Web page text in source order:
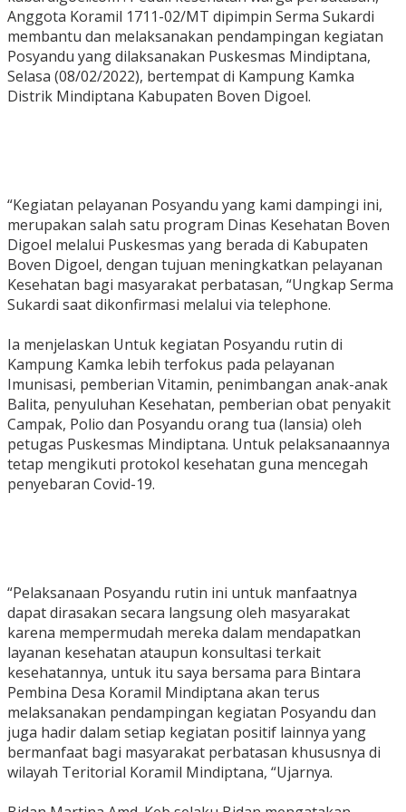
Anggota Koramil 1711-02/MT dipimpin Serma Sukardi
membantu dan melaksanakan pendampingan kegiatan
Posyandu yang dilaksanakan Puskesmas Mindiptana,
Selasa (08/02/2022), bertempat di Kampung Kamka
Distrik Mindiptana Kabupaten Boven Digoel.
“Kegiatan pelayanan Posyandu yang kami dampingi ini,
merupakan salah satu program Dinas Kesehatan Boven
Digoel melalui Puskesmas yang berada di Kabupaten
Boven Digoel, dengan tujuan meningkatkan pelayanan
Kesehatan bagi masyarakat perbatasan, “Ungkap Serma
Sukardi saat dikonfirmasi melalui via telephone.
Ia menjelaskan Untuk kegiatan Posyandu rutin di
Kampung Kamka lebih terfokus pada pelayanan
Imunisasi, pemberian Vitamin, penimbangan anak-anak
Balita, penyuluhan Kesehatan, pemberian obat penyakit
Campak, Polio dan Posyandu orang tua (lansia) oleh
petugas Puskesmas Mindiptana. Untuk pelaksanaannya
tetap mengikuti protokol kesehatan guna mencegah
penyebaran Covid-19.
“Pelaksanaan Posyandu rutin ini untuk manfaatnya
dapat dirasakan secara langsung oleh masyarakat
karena mempermudah mereka dalam mendapatkan
layanan kesehatan ataupun konsultasi terkait
kesehatannya, untuk itu saya bersama para Bintara
Pembina Desa Koramil Mindiptana akan terus
melaksanakan pendampingan kegiatan Posyandu dan
juga hadir dalam setiap kegiatan positif lainnya yang
bermanfaat bagi masyarakat perbatasan khususnya di
wilayah Teritorial Koramil Mindiptana, “Ujarnya.